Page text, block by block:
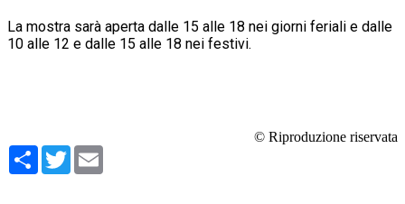
La mostra sarà aperta dalle 15 alle 18 nei giorni feriali e dalle
10 alle 12 e dalle 15 alle 18 nei festivi.
© Riproduzione riservata
Condividi
Twitter